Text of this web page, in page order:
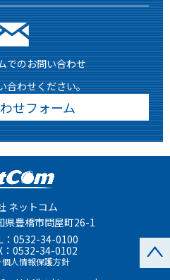
でのお問い合わせ
合わせください。
せフォーム
ネットコム
県豊橋市問屋町26-1
0532-34-0100
：0532-34-0102
個人情報保護方針